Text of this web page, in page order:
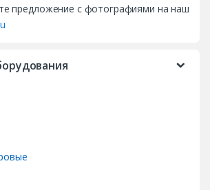
предложение с фотографиями на наш